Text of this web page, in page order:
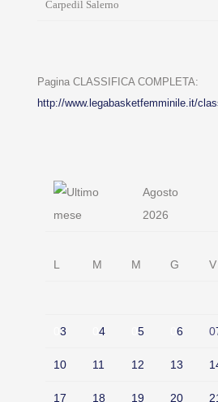
Carpedil Salerno
Pagina CLASSIFICA COMPLETA:
http://www.legabasketfemminile.it/
Agosto
2026
L M M G V
3 4 5 6 0
10 11 12 13
17 18 19 20